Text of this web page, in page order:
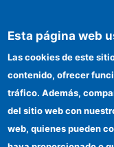
Esta página web
Las cookies de este
contenido, ofrecer
tráfico. Además,
del sitio web con
web, quienes pueden